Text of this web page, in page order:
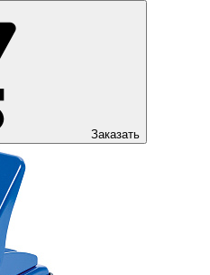
Заказать